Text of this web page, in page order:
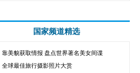
国家频道精选
靠美貌获取情报 盘点世界著名美女间谍
全球最佳旅行摄影照片大赏